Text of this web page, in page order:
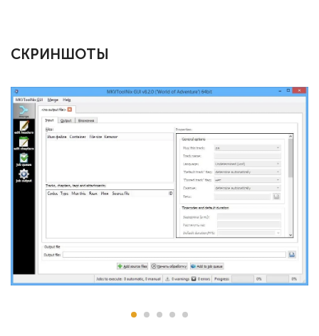
СКРИНШОТЫ